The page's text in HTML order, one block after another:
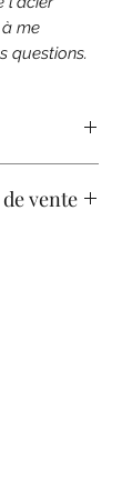
me
questions.
vente